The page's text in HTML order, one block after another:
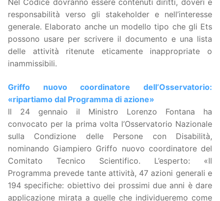
responsabilità verso gli stakeholder e nell’interesse
generale. Elaborato anche un modello tipo che gli Ets
possono usare per scrivere il documento e una lista
delle attività ritenute eticamente inappropriate o
inammissibili.
Griffo nuovo coordinatore dell’Osservatorio:
«ripartiamo dal Programma di azione»
Il 24 gennaio il Ministro Lorenzo Fontana ha
convocato per la prima volta l’Osservatorio Nazionale
sulla Condizione delle Persone con Disabilità,
nominando Giampiero Griffo nuovo coordinatore del
Comitato Tecnico Scientifico. L’esperto: «Il
Programma prevede tante attività, 47 azioni generali e
194 specifiche: obiettivo dei prossimi due anni è dare
applicazione mirata a quelle che individueremo come